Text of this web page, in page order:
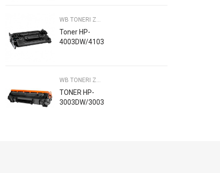
WB TONERI ZA PRINTERE
Toner HP-
4003DW/4103DW/WB
WB TONERI ZA PRINTERE
TONER HP-
3003DW/3003DN/3103/WB